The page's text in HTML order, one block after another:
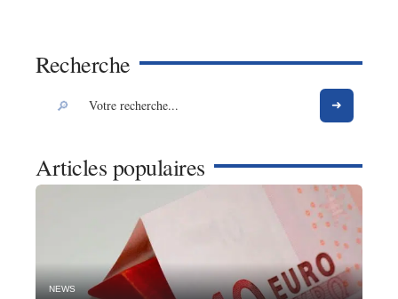
Recherche
Articles populaires
NEWS